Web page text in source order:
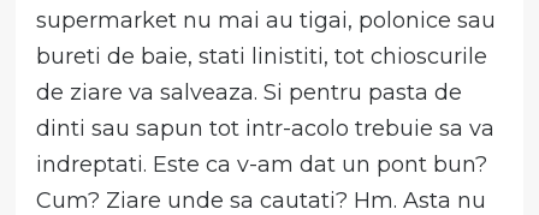
supermarket nu mai au tigai, polonice sau
bureti de baie, stati linistiti, tot chioscurile
de ziare va salveaza. Si pentru pasta de
dinti sau sapun tot intr-acolo trebuie sa va
indreptati. Este ca v-am dat un pont bun?
Cum? Ziare unde sa cautati? Hm. Asta nu